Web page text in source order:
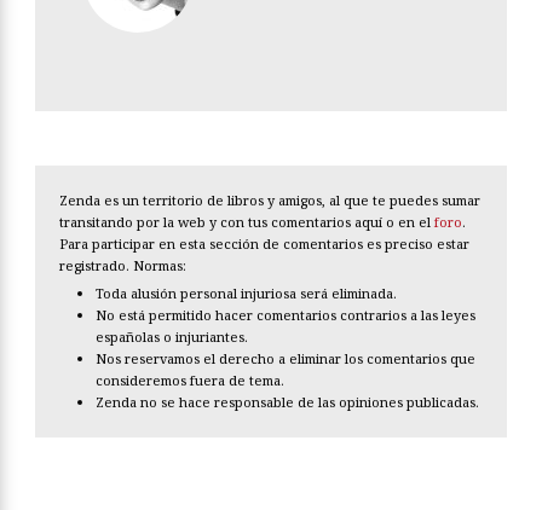
Zenda es un territorio de libros y amigos, al que te puedes sumar
transitando por la web y con tus comentarios aquí o en el foro.
Para participar en esta sección de comentarios es preciso estar
registrado. Normas:
Toda alusión personal injuriosa será eliminada.
No está permitido hacer comentarios contrarios a las leyes
españolas o injuriantes.
Nos reservamos el derecho a eliminar los comentarios que
consideremos fuera de tema.
Zenda no se hace responsable de las opiniones publicadas.